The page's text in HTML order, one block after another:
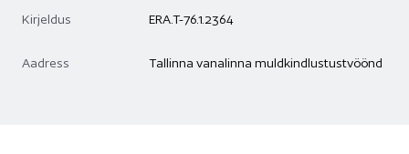
Kirjeldus ERA.T-76.1.2364
Aadress Tallinna vanalinna muldkindlustustvöönd